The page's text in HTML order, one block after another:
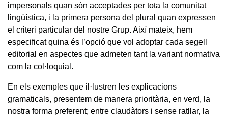
impersonals quan són acceptades per tota la comunitat
lingüística, i la primera persona del plural quan expressen
el criteri particular del nostre Grup. Així mateix, hem
especificat quina és l’opció que vol adoptar cada segell
editorial en aspectes que admeten tant la variant normativa
com la col·loquial.
En els exemples que il·lustren les explicacions
gramaticals, presentem de manera prioritària, en verd, la
nostra forma preferent; entre claudàtors i sense ratllar, la